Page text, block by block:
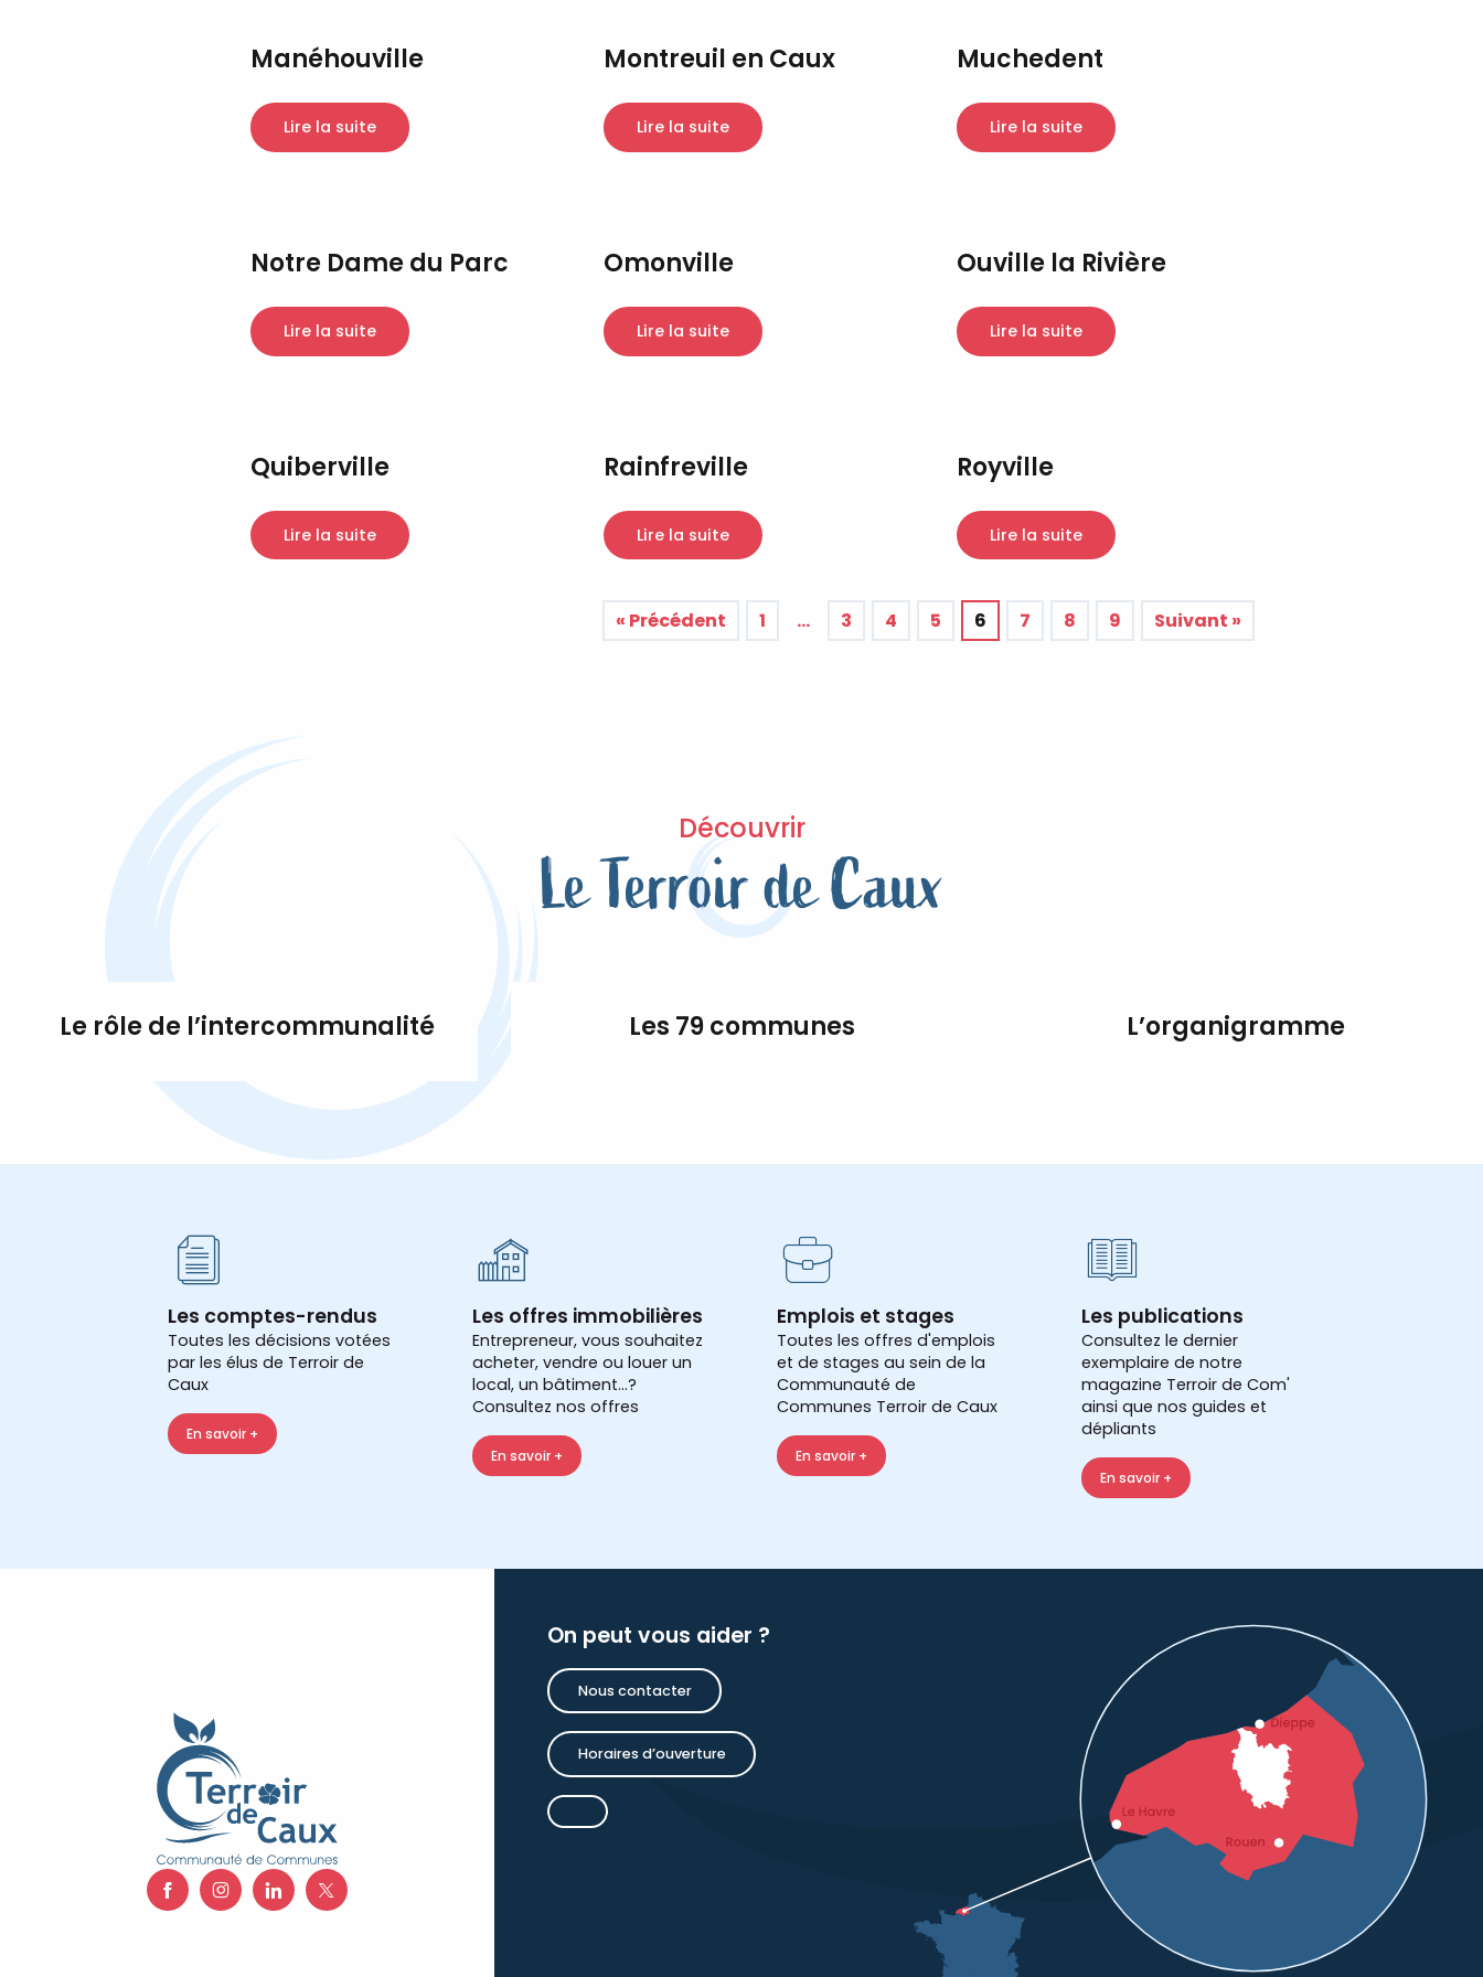
Manéhouville
Lire la suite
Montreuil en Caux
Lire la suite
Muchedent
Lire la suite
Notre Dame du Parc
Lire la suite
Omonville
Lire la suite
Ouville la Rivière
Lire la suite
Quiberville
Lire la suite
Rainfreville
Lire la suite
Royville
Lire la suite
« Précédent 1 … 3 4 5 6 7 8 9 Suivant »
Découvrir
Le Terroir de Caux
Le rôle de l’intercommunalité Les 79 communes L’organigramme
Les comptes-rendus
Toutes les décisions votées
par les élus de Terroir de
Caux
En savoir +
Les offres immobilières
Entrepreneur, vous souhaitez
acheter, vendre ou louer un
local, un bâtiment...?
Consultez nos offres
En savoir +
Emplois et stages
Toutes les offres d'emplois
et de stages au sein de la
Communauté de
Communes Terroir de Caux
En savoir +
Les publications
Consultez le dernier
exemplaire de notre
magazine Terroir de Com'
ainsi que nos guides et
dépliants
En savoir +
On peut vous aider ?
Nous contacter
Horaires d’ouverture